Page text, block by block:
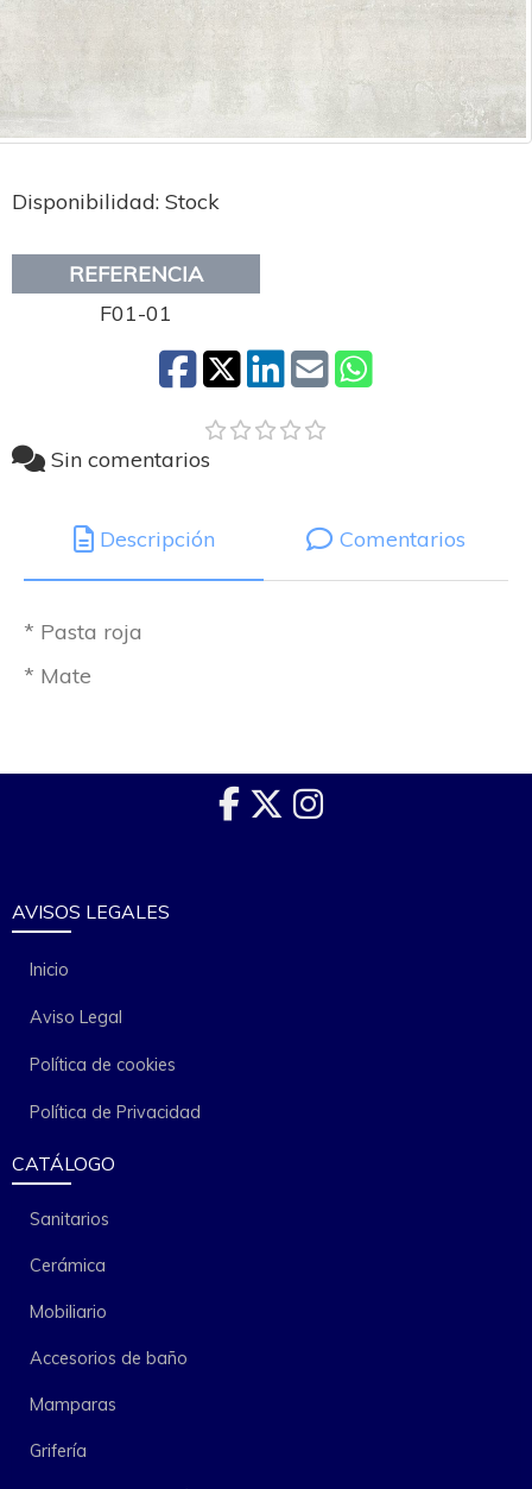
Disponibilidad: Stock
REFERENCIA
F01-01
Sin comentarios
Descripción Comentarios
* Pasta roja
* Mate
AVISOS LEGALES
Inicio
Aviso Legal
Política de cookies
Política de Privacidad
CATÁLOGO
Sanitarios
Cerámica
Mobiliario
Accesorios de baño
Mamparas
Grifería